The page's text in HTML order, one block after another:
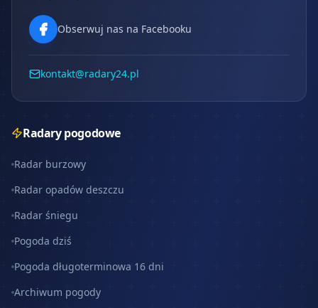
Obserwuj nas na Facebooku
kontakt@radary24.pl
Radary pogodowe
Radar burzowy
Radar opadów deszczu
Radar śniegu
Pogoda dziś
Pogoda długoterminowa 16 dni
Archiwum pogody